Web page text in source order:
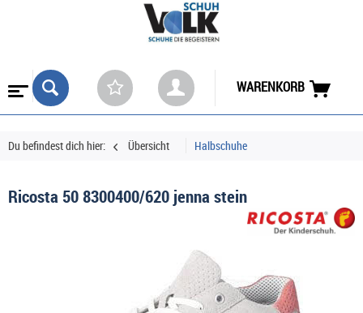
WARENKORB
Du befindest dich hier: Übersicht Halbschuhe
Ricosta 50 8300400/620 jenna stein